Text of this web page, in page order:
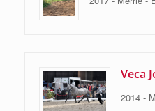
Veca
2014 -